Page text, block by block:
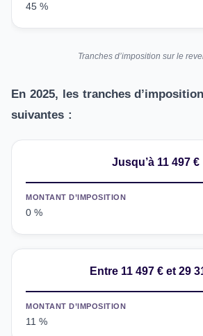
45 %
Tranches d’imposition sur le
En 2025, les tranches
suivantes :
Jusqu’à 11 497 €
MONTANT D’IMPOSITION
0 %
Entre 11 497 € et 29
MONTANT D’IMPOSITION
11 %